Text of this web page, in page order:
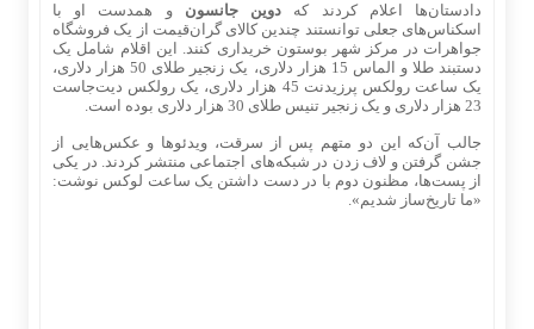
دادستان‌ها اعلام کردند که دوین جانسون و همدست او با
اسکناس‌های جعلی توانستند چندین کالای گران‌قیمت از یک فروشگاه
جواهرات در مرکز شهر بوستون خریداری کنند. این اقلام شامل یک
دستبند طلا و الماس 15 هزار دلاری، یک زنجیر طلای 50 هزار دلاری،
یک ساعت رولکس پرزیدنت 45 هزار دلاری، یک رولکس دیت‌جاست
23 هزار دلاری و یک زنجیر تنیس طلای 30 هزار دلاری بوده است.
جالب آن‌که این دو متهم پس از سرقت، ویدئوها و عکس‌هایی از
جشن گرفتن و لاف زدن در شبکه‌های اجتماعی منتشر کردند. در یکی
از پست‌ها، مظنون دوم با در دست داشتن یک ساعت لوکس نوشت:
«ما تاریخ‌ساز شدیم».